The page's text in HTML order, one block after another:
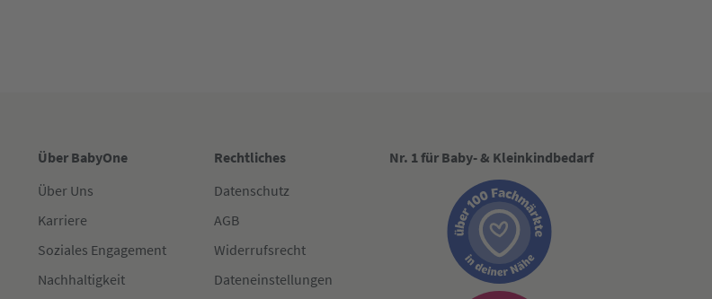
Über BabyOne
Über Uns
Karriere
Soziales Engagement
Nachhaltigkeit
Rechtliches
Datenschutz
AGB
Widerrufsrecht
Dateneinstellungen
Nr. 1 für Baby- & Kleinkindbedarf